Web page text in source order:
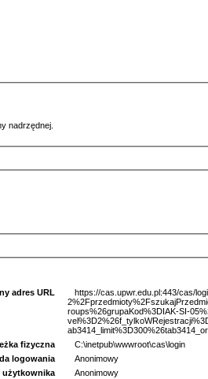
nadrzędnej.
adres URL
https://cas.upwr.edu.pl:443/cas/
roups%26grupaKod%3DIAK-SI-
fizyczna
C:\inetpub\wwwroot\cas\login
logowania
Anonimowy
użytkownika
Anonimowy